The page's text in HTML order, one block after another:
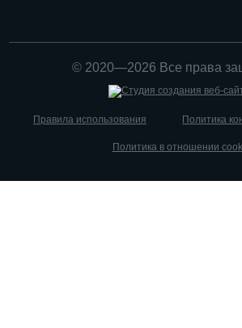
© 2020—2026 Все права
Правила использования Политика
Политика в отношении